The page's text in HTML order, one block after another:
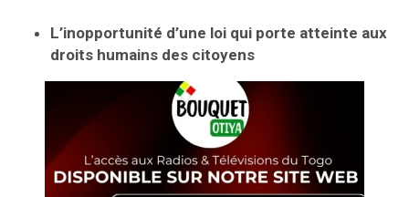
L’inopportunité d’une loi qui porte atteinte aux
droits humains des citoyens